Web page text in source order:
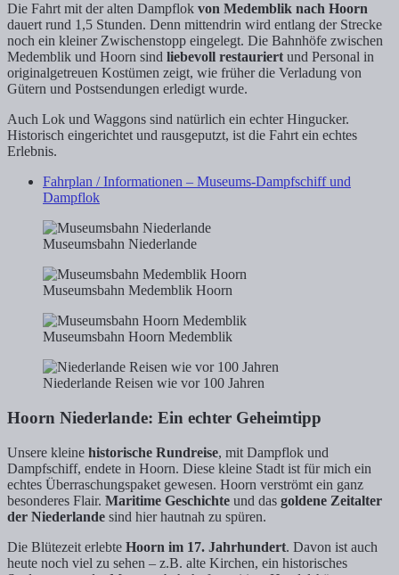
Die Fahrt mit der alten Dampflok von Medemblik nach Hoorn
dauert rund 1,5 Stunden. Denn mittendrin wird entlang der Strecke
noch ein kleiner Zwischenstopp eingelegt. Die Bahnhöfe zwischen
Medemblik und Hoorn sind liebevoll restauriertund Personal in
originalgetreuen Kostümen zeigt, wie früher die Verladung von
Gütern und Postsendungen erledigt wurde.
Auch Lok und Waggons sind natürlich ein echter Hingucker.
Historisch eingerichtet und rausgeputzt, ist die Fahrt ein echtes
Erlebnis.
Fahrplan / Informationen – Museums-Dampfschiff und
Dampflok
Museumsbahn Niederlande
Museumsbahn Medemblik Hoorn
Museumsbahn Hoorn Medemblik
Niederlande Reisen wie vor 100 Jahren
Hoorn Niederlande: Ein echter Geheimtipp
Unsere kleine historische Rundreise, mit Dampflok und
Dampfschiff, endete in Hoorn. Diese kleine Stadt ist für mich ein
echtes Überraschungspaket gewesen. Hoorn verströmt ein ganz
besonderes Flair. Maritime Geschichte und das goldene Zeitalter
der Niederlande sind hier hautnah zu spüren.
Die Blütezeit erlebte Hoorn im 17. Jahrhundert. Davon ist auch
heute noch viel zu sehen – z.B. alte Kirchen, ein historisches